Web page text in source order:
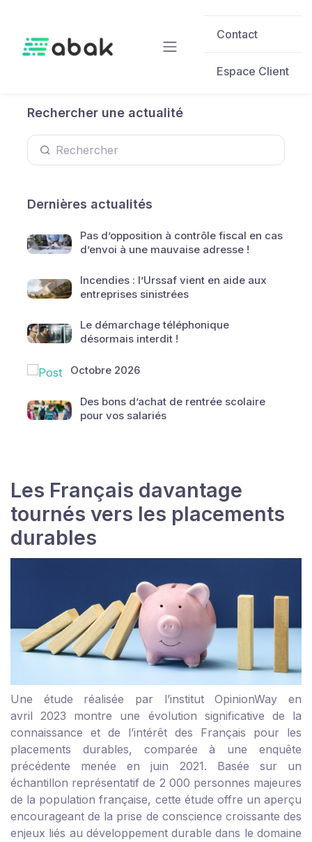
Contact
Espace Client
Rechercher une actualité
Dernières actualités
Pas d’opposition à contrôle fiscal en cas
d’envoi à une mauvaise adresse !
Incendies : l’Urssaf vient en aide aux
entreprises sinistrées
Le démarchage téléphonique
désormais interdit !
Octobre 2026
Des bons d’achat de rentrée scolaire
pour vos salariés
Les Français davantage
tournés vers les placements
durables
Une étude réalisée par l’institut OpinionWay en
avril 2023 montre une évolution significative de la
connaissance et de l’intérêt des Français pour les
placements durables, comparée à une enquête
précédente menée en juin 2021. Basée sur un
échantillon représentatif de 2 000 personnes majeures
de la population française, cette étude offre un aperçu
encourageant de la prise de conscience croissante des
enjeux liés au développement durable dans le domaine